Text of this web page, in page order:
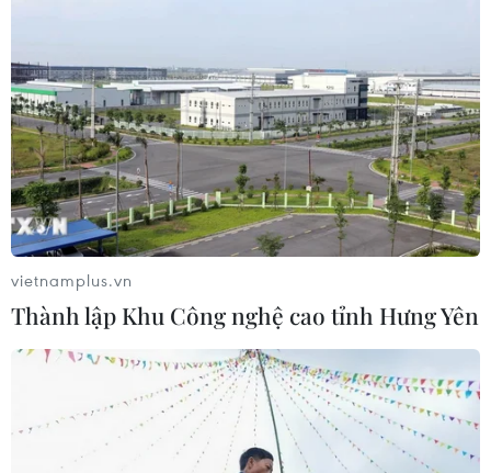
FPT trở thành đối tác phát triển kho ứng
dụng cho hàng không thế giới
20/06/2019 09:04
Trong gần 2 năm qua, FPT đã hỗ trợ Airbus thu thập,
chuẩn hóa và tích hợp dữ liệu của hơn 30 hãng hàng
không tại 15 quốc gia trên toàn cầu vào nền tảng
Skywise.
vietnamplus.vn
Thành lập Khu Công nghệ cao tỉnh Hưng Yên